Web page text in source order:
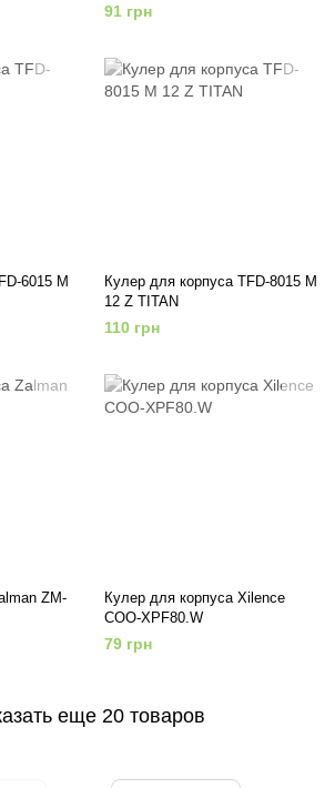
91 грн
6015 M
Кулер для корпуса TFD-8015 M
12 Z TITAN
110 грн
ZM-
Кулер для корпуса Xilence
COO-XPF80.W
79 грн
еще 20 товаров